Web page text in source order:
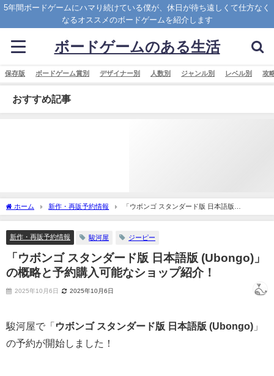
5年間ボードゲームにハマり続けている僕が、休日が待ち遠しくて仕方なく
なるオススメのボードゲームを紹介します
ボードゲームのある生活
保存版 ボードゲーム賞別 デザイナー別 人数別 ジャンル別 レベル別 攻
おすすめ記事
ホーム 新作・再販予約情報
「ウボンゴ スタンダード版 日本語版
(Ubongo)」の概略と予約購入可能なショップ紹介！
新作・再販予約情報 駿河屋 ジーピー
「ウボンゴ スタンダード版 日本語版 (Ubongo)」
の概略と予約購入可能なショップ紹介！
2025年10月6日 2025年10月6日
駿河屋で「 ウボンゴ スタンダード版 日本語版 (Ubongo) 」
の予約が開始しました！